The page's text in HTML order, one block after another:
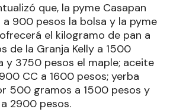
que, la pyme Casapan
900 pesos la bolsa y la pyme
el kilogramo de pan a
de la Granja Kelly a 1500
y 3750 pesos el maple; aceite
CC a 1600 pesos; yerba
500 gramos a 1500 pesos y
2900 pesos.